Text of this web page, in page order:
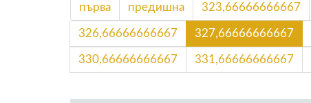
първа предишна 323,66666666667
326,66666666667 327,66666666667
330,66666666667 331,66666666667